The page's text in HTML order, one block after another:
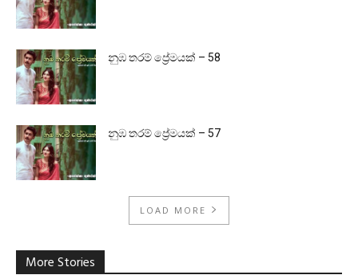
නුඹ තරම් ප්‍රේමයක් – 58
නුඹ තරම් ප්‍රේමයක් – 57
LOAD MORE
More Stories